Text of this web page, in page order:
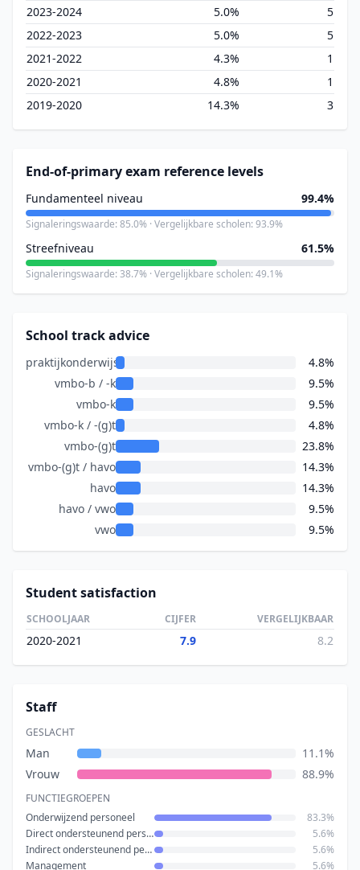
2023-2024
5.0%
5
2022-2023
5.0%
5
2021-2022
4.3%
1
2020-2021
4.8%
1
2019-2020
14.3% 3
End-of-primary exam reference levels
Fundamenteel niveau 99.4%
Signaleringswaarde: 85.0% · Vergelijkbare scholen: 93.9%
Streefniveau 61.5%
Signaleringswaarde: 38.7% · Vergelijkbare scholen: 49.1%
School track advice
praktijkonderwijs
4.8%
vmbo-b / -k
9.5%
vmbo-k
9.5%
vmbo-k / -(g)t
4.8%
vmbo-(g)t
23.8%
vmbo-(g)t / havo
14.3%
havo
14.3%
havo / vwo
9.5%
vwo
9.5%
Student satisfaction
SCHOOLJAAR CIJFER VERGELIJKBAAR
2020-2021 7.9 8.2
Staff
GESLACHT
Man
11.1%
Vrouw
88.9%
FUNCTIEGROEPEN
Onderwijzend personeel
83.3%
Direct ondersteunend personeel
5.6%
Indirect ondersteunend personeel
5.6%
Management
5.6%